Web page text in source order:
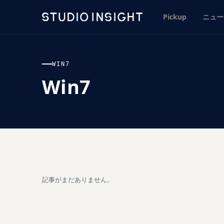
Pickup ニュ
WIN7
Win7
記事がまだありません。